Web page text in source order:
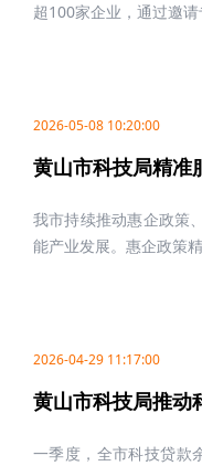
超100家企业，通过邀
2026-05-08 10:20:00
黄山市科技局精准
我市持续推动惠企政策
能产业发展。惠企政策
2026-04-29 11:17:00
黄山市科技局推动
一季度，全市科技贷款